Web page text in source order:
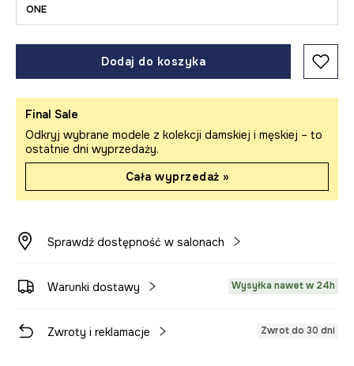
ONE
Dodaj do koszyka
Final Sale
Odkryj wybrane modele z kolekcji damskiej i męskiej – to
ostatnie dni wyprzedaży.
Cała wyprzedaż »
Sprawdź dostępność w salonach
Warunki dostawy Wysyłka nawet w 24h
Zwroty i reklamacje Zwrot do 30 dni